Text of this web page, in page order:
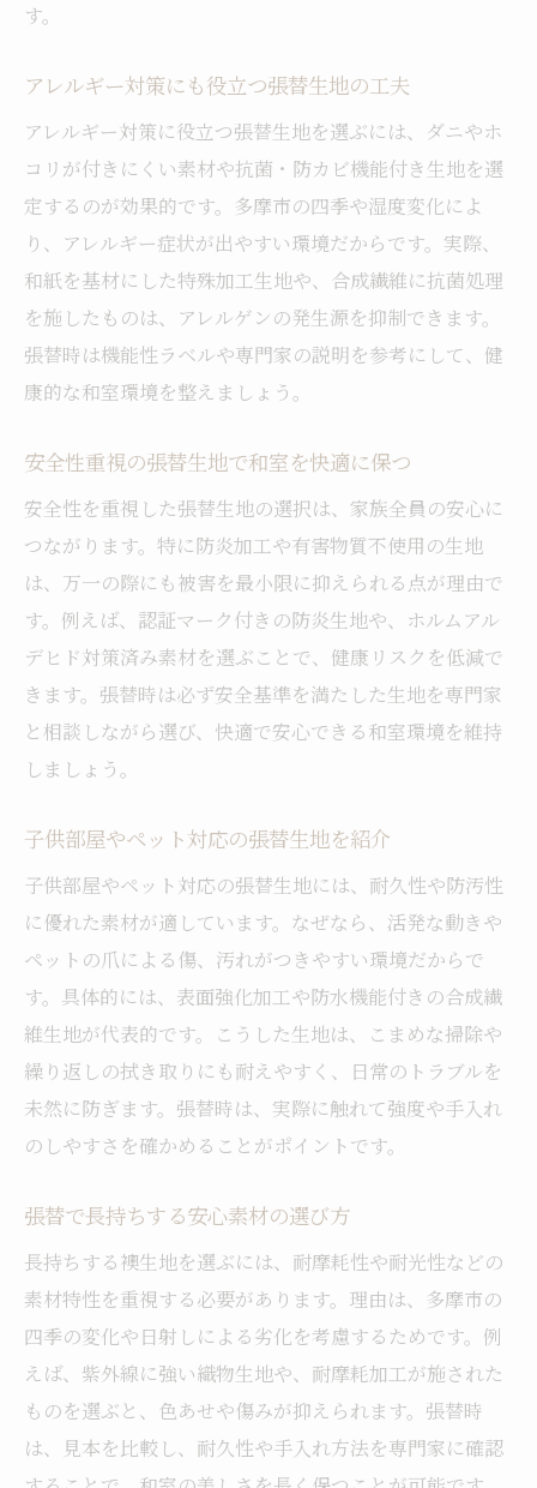
す。
アレルギー対策にも役立つ張替生地の工夫
アレルギー対策に役立つ張替生地を選ぶには、ダニやホ
コリが付きにくい素材や抗菌・防カビ機能付き生地を選
定するのが効果的です。多摩市の四季や湿度変化によ
り、アレルギー症状が出やすい環境だからです。実際、
和紙を基材にした特殊加工生地や、合成繊維に抗菌処理
を施したものは、アレルゲンの発生源を抑制できます。
張替時は機能性ラベルや専門家の説明を参考にして、健
康的な和室環境を整えましょう。
安全性重視の張替生地で和室を快適に保つ
安全性を重視した張替生地の選択は、家族全員の安心に
つながります。特に防炎加工や有害物質不使用の生地
は、万一の際にも被害を最小限に抑えられる点が理由で
す。例えば、認証マーク付きの防炎生地や、ホルムアル
デヒド対策済み素材を選ぶことで、健康リスクを低減で
きます。張替時は必ず安全基準を満たした生地を専門家
と相談しながら選び、快適で安心できる和室環境を維持
しましょう。
子供部屋やペット対応の張替生地を紹介
子供部屋やペット対応の張替生地には、耐久性や防汚性
に優れた素材が適しています。なぜなら、活発な動きや
ペットの爪による傷、汚れがつきやすい環境だからで
す。具体的には、表面強化加工や防水機能付きの合成繊
維生地が代表的です。こうした生地は、こまめな掃除や
繰り返しの拭き取りにも耐えやすく、日常のトラブルを
未然に防ぎます。張替時は、実際に触れて強度や手入れ
のしやすさを確かめることがポイントです。
張替で長持ちする安心素材の選び方
長持ちする襖生地を選ぶには、耐摩耗性や耐光性などの
素材特性を重視する必要があります。理由は、多摩市の
四季の変化や日射しによる劣化を考慮するためです。例
えば、紫外線に強い織物生地や、耐摩耗加工が施された
ものを選ぶと、色あせや傷みが抑えられます。張替時
は、見本を比較し、耐久性や手入れ方法を専門家に確認